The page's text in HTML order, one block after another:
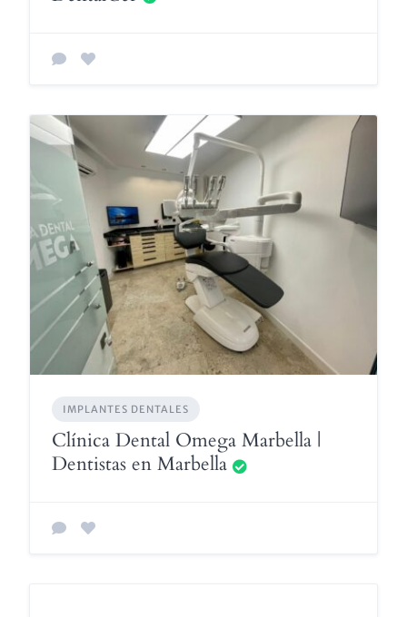
IMPLANTES DENTALES
Clínica Dental Omega Marbella |
Dentistas en Marbella